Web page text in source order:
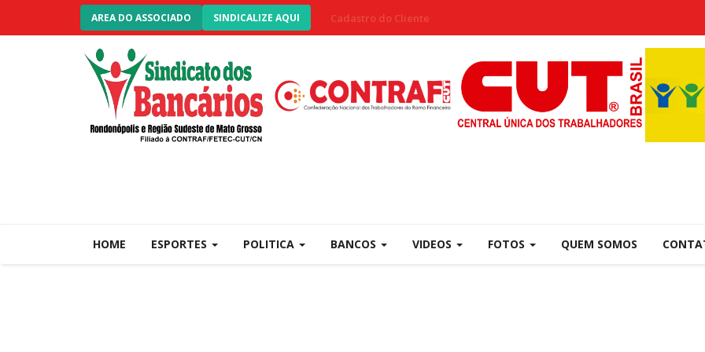
AREA DO ASSOCIADO SINDICALIZE AQUI Cadastro do Cliente
HOME ESPORTES POLITICA BANCOS VIDEOS FOTOS QUEM SOMOS